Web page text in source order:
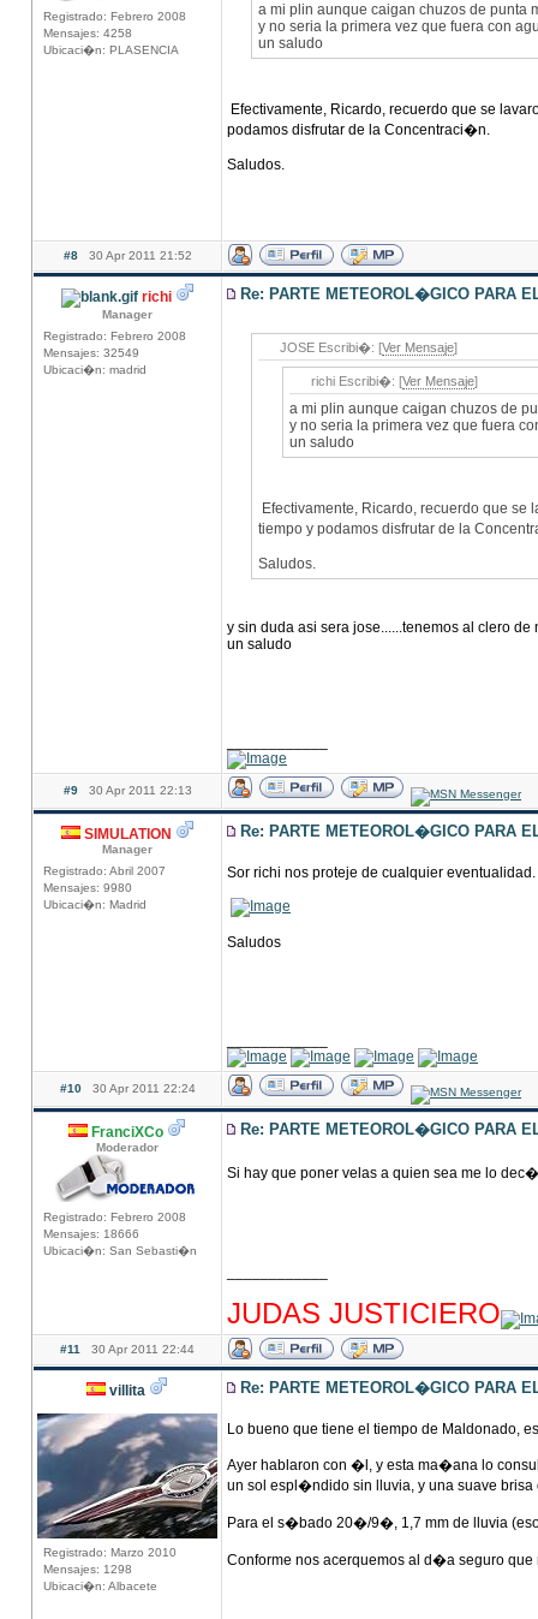
Registrado: Febrero 2008
Mensajes: 4258
Ubicaci�n: PLASENCIA
a mi plin aunque caigan chuzos de punta
y no seria la primera vez que fuera con
un saludo
Efectivamente, Ricardo, recuerdo que se
podamos disfrutar de la Concentraci�n.
Saludos.
#8 30 Apr 2011 21:52
richi
Manager
Registrado: Febrero 2008
Mensajes: 32549
Ubicaci�n: madrid
Re: PARTE METEOROL�GICO PARA
JOSE Escribi�: [Ver Mensaje]
richi Escribi�: [Ver Mensaje]
a mi plin aunque caigan chuzos de
y no seria la primera vez que fuera
un saludo
Efectivamente, Ricardo, recuerdo que
tiempo y podamos disfrutar de la
Saludos.
y sin duda asi sera jose......tenemos al clero
un saludo
#9 30 Apr 2011 22:13
SIMULATION
Manager
Registrado: Abril 2007
Mensajes: 9980
Ubicaci�n: Madrid
Re: PARTE METEOROL�GICO PARA
Sor richi nos proteje de cualquier eventualidad.
Saludos
#10 30 Apr 2011 22:24
FranciXCo
Moderador
Registrado: Febrero 2008
Mensajes: 18666
Ubicaci�n: San Sebasti�n
Re: PARTE METEOROL�GICO PARA
Si hay que poner velas a quien sea me lo
JUDAS JUSTICIERO
#11 30 Apr 2011 22:44
villita
Registrado: Marzo 2010
Mensajes: 1298
Ubicaci�n: Albacete
Re: PARTE METEOROL�GICO PARA
Lo bueno que tiene el tiempo de Maldonado,
Ayer hablaron con �l, y esta ma�ana lo
un sol espl�ndido sin lluvia, y una suave brisa
Para el s�bado 20�/9�, 1,7 mm de lluvia
Conforme nos acerquemos al d�a seguro